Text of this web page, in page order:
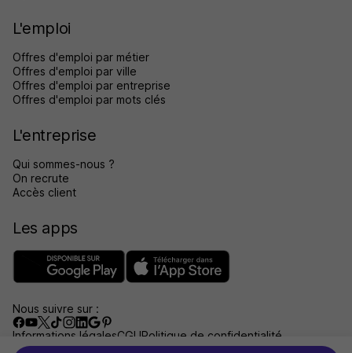
L'emploi
Offres d'emploi par métier
Offres d'emploi par ville
Offres d'emploi par entreprise
Offres d'emploi par mots clés
L'entreprise
Qui sommes-nous ?
On recrute
Accès client
Les apps
Nous suivre sur :
Informations légalesCGUPolitique de confidentialité
Gérer les traceursAccessibilité : non conforme